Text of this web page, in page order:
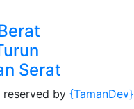
Serat
by {TamanDev}